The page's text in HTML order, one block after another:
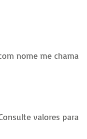
nome me chama
valores para